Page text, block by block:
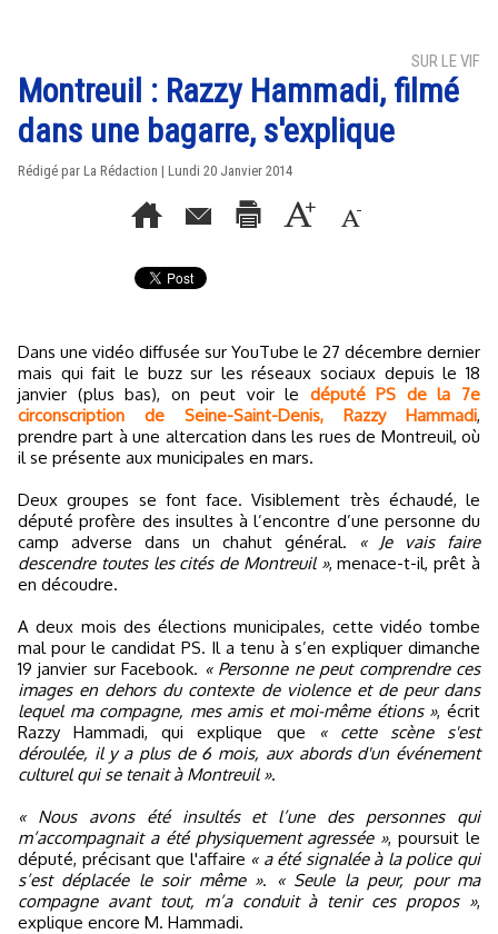
SUR LE VIF
Montreuil : Razzy Hammadi, filmé
dans une bagarre, s'explique
Rédigé par La Rédaction | Lundi 20 Janvier 2014
Dans une vidéo diffusée sur YouTube le 27 décembre dernier
mais qui fait le buzz sur les réseaux sociaux depuis le 18
janvier (plus bas), on peut voir le député PS de la 7e
circonscription de Seine-Saint-Denis, Razzy Hammadi,
prendre part à une altercation dans les rues de Montreuil, où
il se présente aux municipales en mars.
Deux groupes se font face. Visiblement très échaudé, le
député profère des insultes à l’encontre d’une personne du
camp adverse dans un chahut général.
« Je vais faire
descendre toutes les cités de Montreuil », menace-t-il, prêt à
en découdre.
A deux mois des élections municipales, cette vidéo tombe
mal pour le candidat PS. Il a tenu à s’en expliquer dimanche
19 janvier sur Facebook. « Personne ne peut comprendre ces
images en dehors du contexte de violence et de peur dans
lequel ma compagne, mes amis et moi-même étions », écrit
Razzy Hammadi, qui explique que
« cette scène s'est
déroulée, il y a plus de 6 mois, aux abords d'un événement
culturel qui se tenait à Montreuil ».
« Nous avons été insultés et l’une des personnes qui
m’accompagnait a été physiquement agressée », poursuit le
député, précisant que l'affaire « a été signalée à la police qui
s’est déplacée le soir même ».
« Seule la peur, pour ma
compagne avant tout, m’a conduit à tenir ces propos »,
explique encore M. Hammadi.